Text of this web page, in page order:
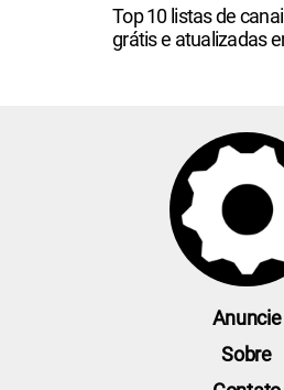
Top 10 listas de
grátis e atualizadas
Anuncie
Sobre